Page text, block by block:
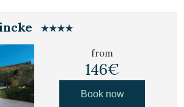
from
146€
Book now